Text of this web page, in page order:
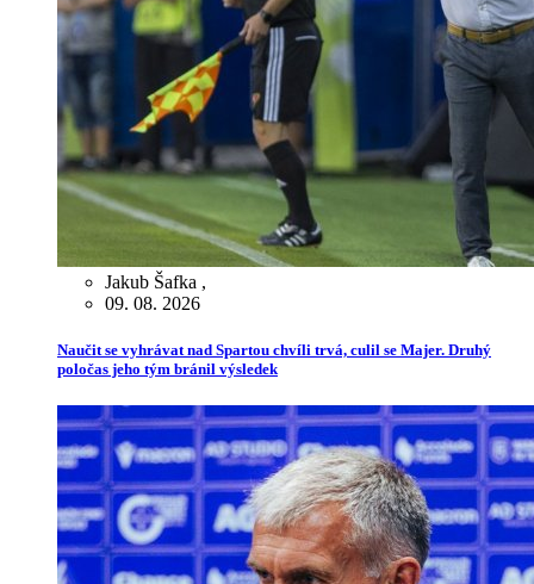
Jakub Šafka ,
09. 08. 2026
Naučit se vyhrávat nad Spartou chvíli trvá, culil se Majer. Druhý
poločas jeho tým bránil výsledek